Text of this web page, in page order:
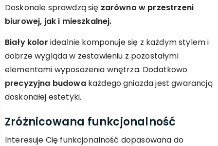
Doskonale sprawdzą się zarówno w przestrzeni
biurowej, jak i mieszkalnej.
Biały kolor idealnie komponuje się z każdym stylem i
dobrze wygląda w zestawieniu z pozostałymi
elementami wyposażenia wnętrza. Dodatkowo
precyzyjna budowakażdego gniazda jest gwarancją
doskonałej estetyki.
Zróżnicowana funkcjonalność
Interesuje Cię funkcjonalność dopasowana do